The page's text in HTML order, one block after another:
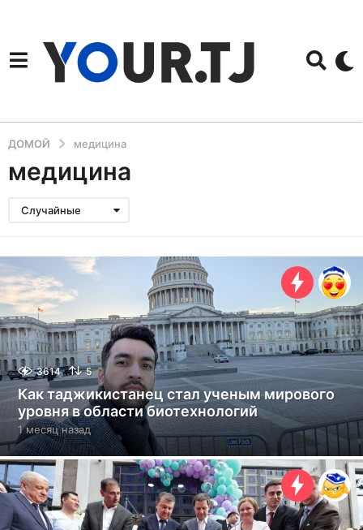
ДОМОЙ медицина
медицина
Случайные
3614 5
Как таджикистанец стал ученым мирового
уровня в области биотехнологий
1 месяц назад1
м
е
ц
н